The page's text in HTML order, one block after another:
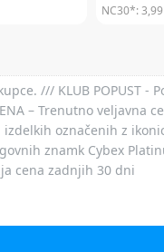
NC30*:
/// KLUB POPUST
– Trenutno veljavna
označenih z
znamk Cybex
cena zadnjih 30 dni